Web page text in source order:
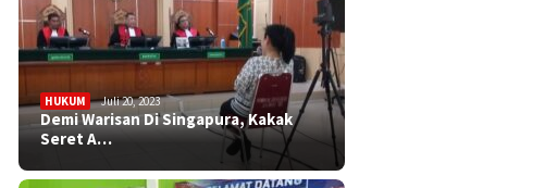
HUKUM Juli 20, 2023
Demi Warisan Di Singapura, Kakak
Seret A…